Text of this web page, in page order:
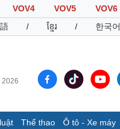
VOV4 VOV5 VOV6
/ ខ្មែរ / 한국어
2026
Thể thao Ô tô - Xe máy